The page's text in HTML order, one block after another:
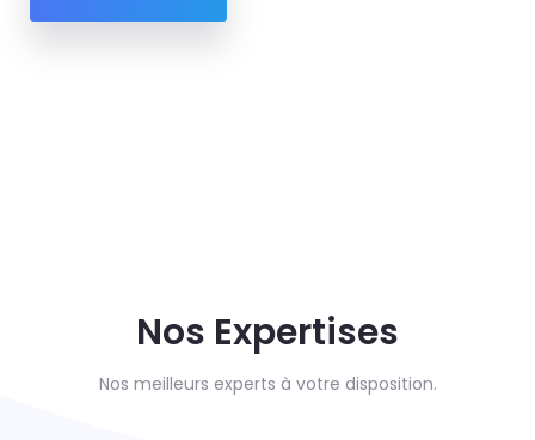
Nos Expertises
Nos meilleurs experts à votre disposition.